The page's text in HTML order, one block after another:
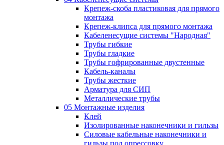
Крепеж-скоба пластиковая для прямого
монтажа
Крепеж-клипса для прямого монтажа
Кабеленесущие системы "Народная"
Трубы гибкие
Трубы гладкие
Трубы гофрированные двустенные
Кабель-каналы
Трубы жесткие
Арматура для СИП
Металлические трубы
05 Монтажные изделия
Клей
Изолированные наконечники и гильзы
Силовые кабельные наконечники и
гильзы под опрессовку